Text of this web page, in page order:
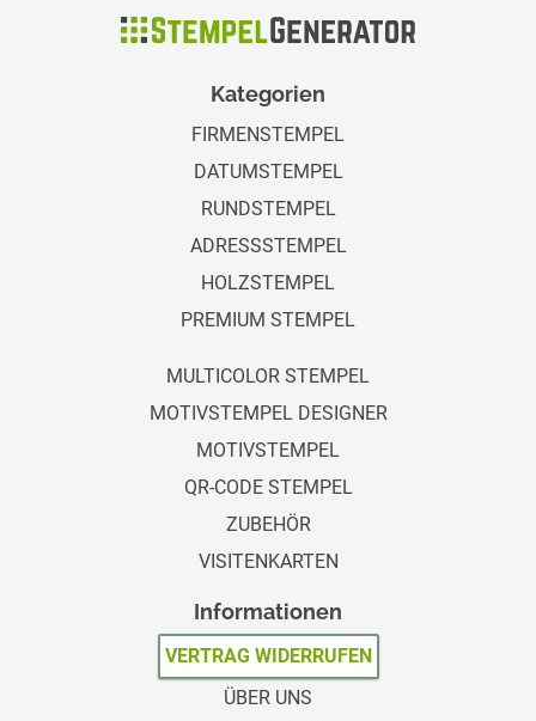
Kategorien
FIRMENSTEMPEL
DATUMSTEMPEL
RUNDSTEMPEL
ADRESSSTEMPEL
HOLZSTEMPEL
PREMIUM STEMPEL
MULTICOLOR STEMPEL
MOTIVSTEMPEL DESIGNER
MOTIVSTEMPEL
QR-CODE STEMPEL
ZUBEHÖR
VISITENKARTEN
Informationen
VERTRAG WIDERRUFEN
ÜBER UNS